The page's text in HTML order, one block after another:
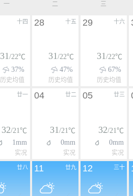
一 二 三
十四
31/22℃
37%
历史均值
十五
28
31/22℃
47%
历史均值
十六
29
31/22℃
67%
历史均值
廿一
32/21℃
1mm
实况
廿二
04
31/21℃
0mm
实况
廿三
05
32/21℃
0mm
实况
廿八 廿九
11 三十
12